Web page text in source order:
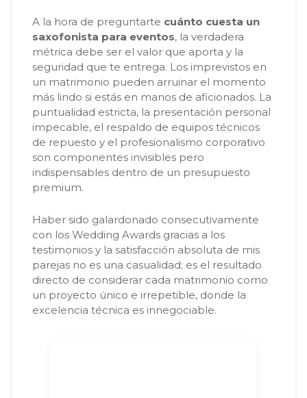
A la hora de preguntarte cuánto cuesta un
saxofonista para eventos, la verdadera
métrica debe ser el valor que aporta y la
seguridad que te entrega. Los imprevistos en
un matrimonio pueden arruinar el momento
más lindo si estás en manos de aficionados. La
puntualidad estricta, la presentación personal
impecable, el respaldo de equipos técnicos
de repuesto y el profesionalismo corporativo
son componentes invisibles pero
indispensables dentro de un presupuesto
premium.
Haber sido galardonado consecutivamente
con los Wedding Awards gracias a los
testimonios y la satisfacción absoluta de mis
parejas no es una casualidad; es el resultado
directo de considerar cada matrimonio como
un proyecto único e irrepetible, donde la
excelencia técnica es innegociable.